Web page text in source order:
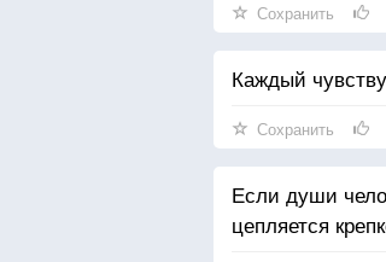
спиной, и твоя
сгибается под
Сохранить
Каждый
Сохранить
Если души
цепляется